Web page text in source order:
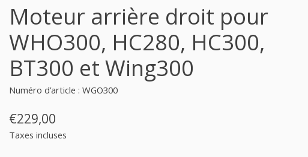
Moteur arrière droit pour
WHO300, HC280, HC300,
BT300 et Wing300
Numéro d’article : WGO300
€229,00
Taxes incluses